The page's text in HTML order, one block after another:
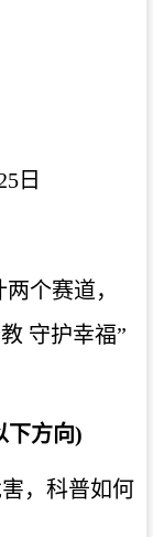
日
个赛道，
守护幸福”
下方向)
，科普如何